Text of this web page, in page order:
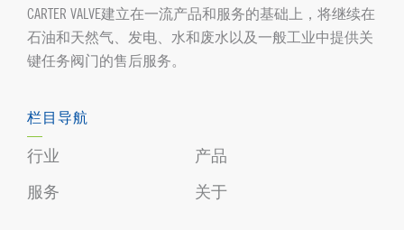
CARTER VALVE建立在一流产品和服务的基础上，将继续在
石油和天然气、发电、水和废水以及一般工业中提供关
键任务阀门的售后服务。
栏目导航
行业
产品
服务
关于